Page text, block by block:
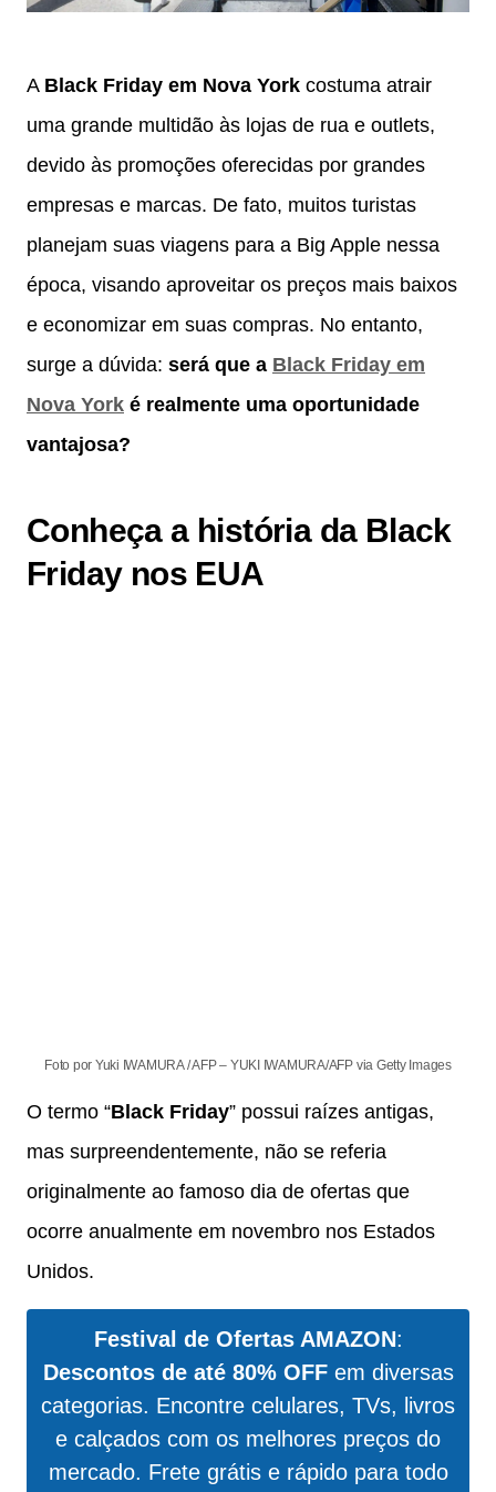
A Black Friday em Nova York costuma atrair
uma grande multidão às lojas de rua e outlets,
devido às promoções oferecidas por grandes
empresas e marcas. De fato, muitos turistas
planejam suas viagens para a Big Apple nessa
época, visando aproveitar os preços mais baixos
e economizar em suas compras. No entanto,
surge a dúvida: será que a Black Friday em
Nova York é realmente uma oportunidade
vantajosa?
Conheça a história da Black
Friday nos EUA
Foto por Yuki IWAMURA / AFP – YUKI IWAMURA/AFP via Getty Images
O termo “Black Friday” possui raízes antigas,
mas surpreendentemente, não se referia
originalmente ao famoso dia de ofertas que
ocorre anualmente em novembro nos Estados
Unidos.
Festival de Ofertas AMAZON:
Descontos de até 80% OFFem diversas
categorias. Encontre celulares, TVs, livros
e calçados com os melhores preços do
mercado. Frete grátis e rápido para todo